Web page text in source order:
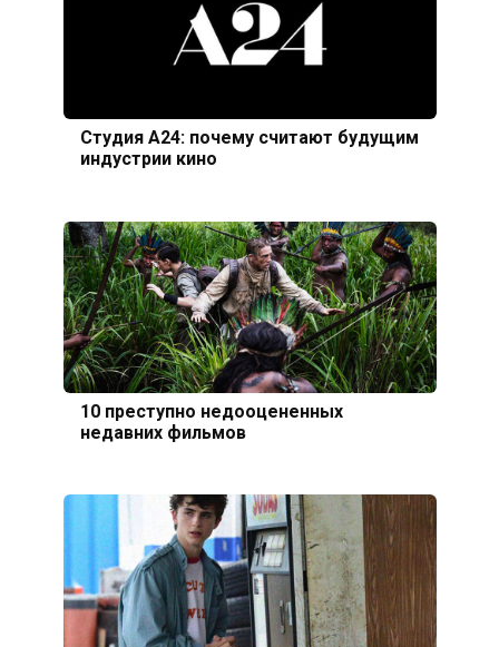
Студия А24: почему считают будущим
индустрии кино
10 преступно недооцененных
недавних фильмов